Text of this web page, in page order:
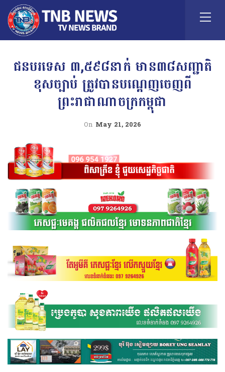
ជនបរទេស ៣,៥៩៨នាក់ មាន៣៨សញ្ជាតិ
ខុសច្បាប់ ត្រូវបានបណ្ដេញចេញ​ពី​
ព្រះរាជាណាចក្រកម្ពុជា
On May 21, 2026